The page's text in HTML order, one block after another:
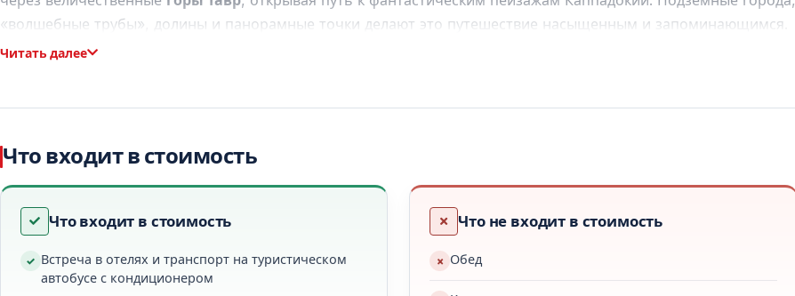
«волшебные трубы», долины и панорамные точки делают это путешествие насыщенным и запоминающимся.
Ранний выезд из Анталии. Путешествие проходит по живописным серпантинам гор Тавр.
Остановка на завтрак в районеАксеки, затем переезд черезперевал Аладжабельв Конью.
Программа дня:
Музей Мевляны— духовный центр суфийской культуры
Читать далее
Что входит в стоимость
Что входит в стоимость
Встреча в отелях и транспорт на туристическом
автобусе с кондиционером
Что не входит в стоимость
Обед